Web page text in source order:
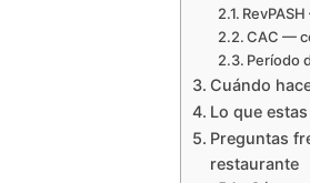
CAC —
Período
Cuándo
Lo que
Preguntas
restaurante